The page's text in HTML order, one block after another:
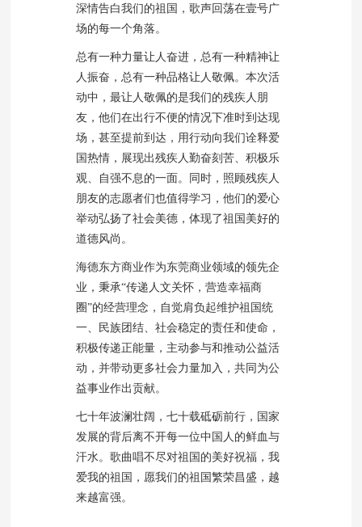
深情告白我们的祖国，歌声回荡在壹号广
场的每一个角落。
总有一种力量让人奋进，总有一种精神让
人振奋，总有一种品格让人敬佩。本次活
动中，最让人敬佩的是我们的残疾人朋
友，他们在出行不便的情况下准时到达现
场，甚至提前到达，用行动向我们诠释爱
国热情，展现出残疾人勤奋刻苦、积极乐
观、自强不息的一面。同时，照顾残疾人
朋友的志愿者们也值得学习，他们的爱心
举动弘扬了社会美德，体现了祖国美好的
道德风尚。
海德东方商业作为东莞商业领域的领先企
业，秉承“传递人文关怀，营造幸福商
圈”的经营理念，自觉肩负起维护祖国统
一、民族团结、社会稳定的责任和使命，
积极传递正能量，主动参与和推动公益活
动，并带动更多社会力量加入，共同为公
益事业作出贡献。
七十年波澜壮阔，七十载砥砺前行，国家
发展的背后离不开每一位中国人的鲜血与
汗水。歌曲唱不尽对祖国的美好祝福，我
爱我的祖国，愿我们的祖国繁荣昌盛，越
来越富强。